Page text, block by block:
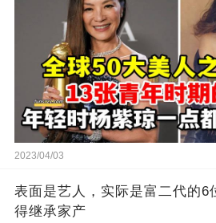
2023/04/03
表面是艺人，实际是富二代的6
得继承家产